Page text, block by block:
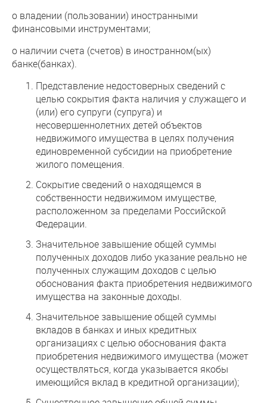
о владении (пользовании) иностранными
финансовыми инструментами;
о наличии счета (счетов) в иностранном(ых)
банке(банках).
Представление недостоверных сведений с
целью сокрытия факта наличия у служащего и
(или) его супруги (супруга) и
несовершеннолетних детей объектов
недвижимого имущества в целях получения
единовременной субсидии на приобретение
жилого помещения.
Сокрытие сведений о находящемся в
собственности недвижимом имуществе,
расположенном за пределами Российской
Федерации.
Значительное завышение общей суммы
полученных доходов либо указание реально не
полученных служащим доходов с целью
обоснования факта приобретения недвижимого
имущества на законные доходы.
Значительное завышение общей суммы
вкладов в банках и иных кредитных
организациях с целью обоснования факта
приобретения недвижимого имущества (может
осуществляться, когда указывается якобы
имеющийся вклад в кредитной организации);